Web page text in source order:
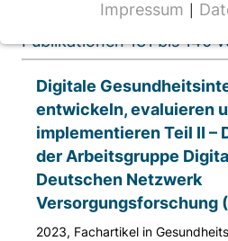
Publikationen 131 bis 140
Digitale
entwickeln, evaluieren
implementieren Teil II –
der Arbeitsgruppe
Deutschen Netzwerk
Versorgungsforschung
2023, Fachartikel in
NOTWENDIGE
CMS Cookie
Name:
fe_typo_user
Anbieter:
TYPO3
Zweck:
Frontend Benutzer
Impressum